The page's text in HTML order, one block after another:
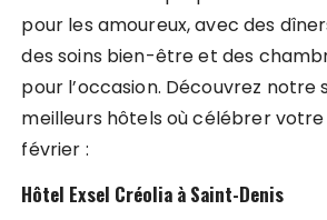
pour les amoureux, avec des
des soins bien-être et des
pour l’occasion. Découvrez notre
meilleurs hôtels où célébrer votre
février :
Hôtel Exsel Créolia à Saint-Denis